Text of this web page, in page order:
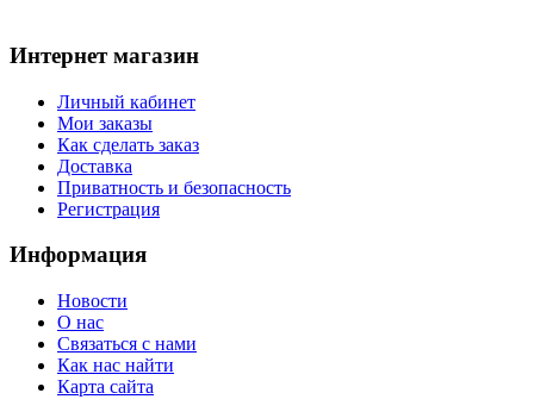
Интернет магазин
Личный кабинет
Мои заказы
Как сделать заказ
Доставка
Приватность и безопасность
Регистрация
Информация
Новости
О нас
Связаться с нами
Как нас найти
Карта сайта